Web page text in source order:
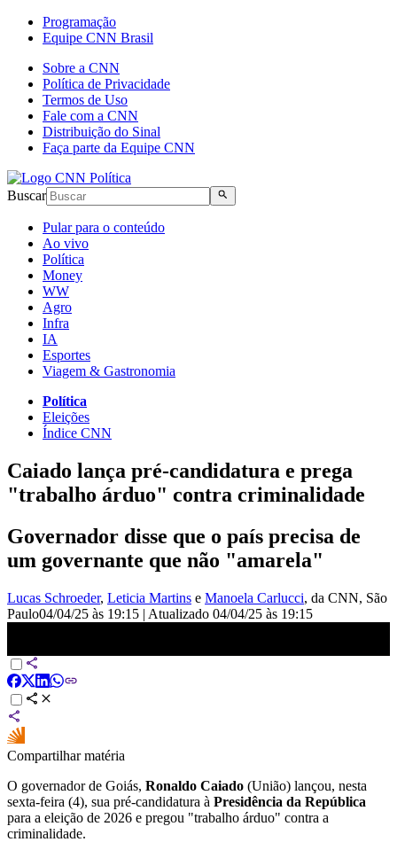
Programação
Equipe CNN Brasil
Sobre a CNN
Política de Privacidade
Termos de Uso
Fale com a CNN
Distribuição do Sinal
Faça parte da Equipe CNN
Buscar
Pular para o conteúdo
Ao vivo
Política
Money
WW
Agro
Infra
IA
Esportes
Viagem & Gastronomia
Política
Eleições
Índice CNN
Caiado lança pré-candidatura e prega
"trabalho árduo" contra criminalidade
Governador disse que o país precisa de
um governante que não "amarela"
Lucas Schroeder, Leticia Martins e Manoela Carlucci, da CNN, São
Paulo04/04/25 às 19:15 | Atualizado 04/04/25 às 19:15
Compartilhar matéria
O governador de Goiás, Ronaldo Caiado (União) lançou, nesta
sexta-feira (4), sua pré-candidatura à Presidência da República
para a eleição de 2026 e pregou "trabalho árduo" contra a
criminalidade.